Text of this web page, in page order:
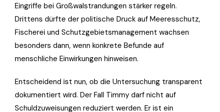
Eingriffe bei Großwalstrandungen stärker regeln.
Drittens dürfte der politische Druck auf Meeresschutz,
Fischerei und Schutzgebietsmanagement wachsen
besonders dann, wenn konkrete Befunde auf
menschliche Einwirkungen hinweisen.
Entscheidend ist nun, ob die Untersuchung transparent
dokumentiert wird. Der Fall Timmy darf nicht auf
Schuldzuweisungen reduziert werden. Er ist ein